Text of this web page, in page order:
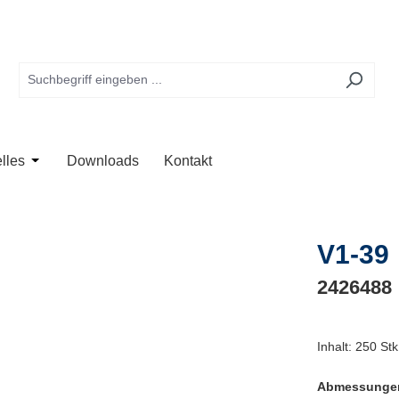
Kategorie Anwendung
das Dropdown der Kategorie Unternehmen
Öffne oder Schließe das Dropdown der Kategorie Aktuelles
Downloads Kontakt
V1-39
2426488
Inhalt: 250 Stk